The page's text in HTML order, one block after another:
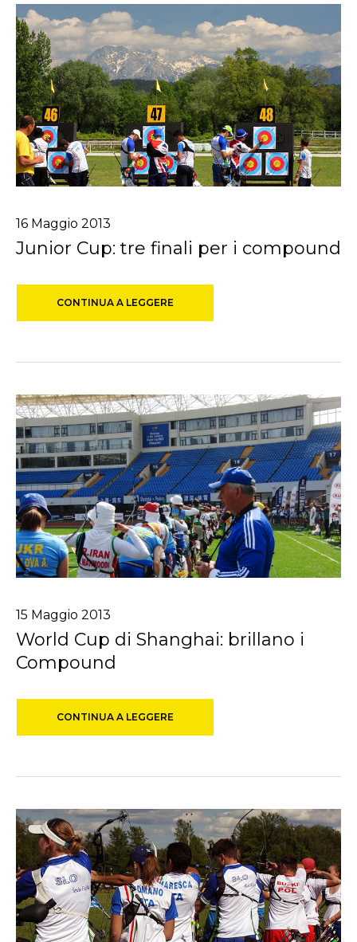
16 Maggio 2013
Junior Cup: tre finali per i compound
CONTINUA A LEGGERE
15 Maggio 2013
World Cup di Shanghai: brillano i
Compound
CONTINUA A LEGGERE